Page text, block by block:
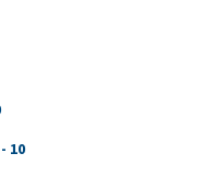
10